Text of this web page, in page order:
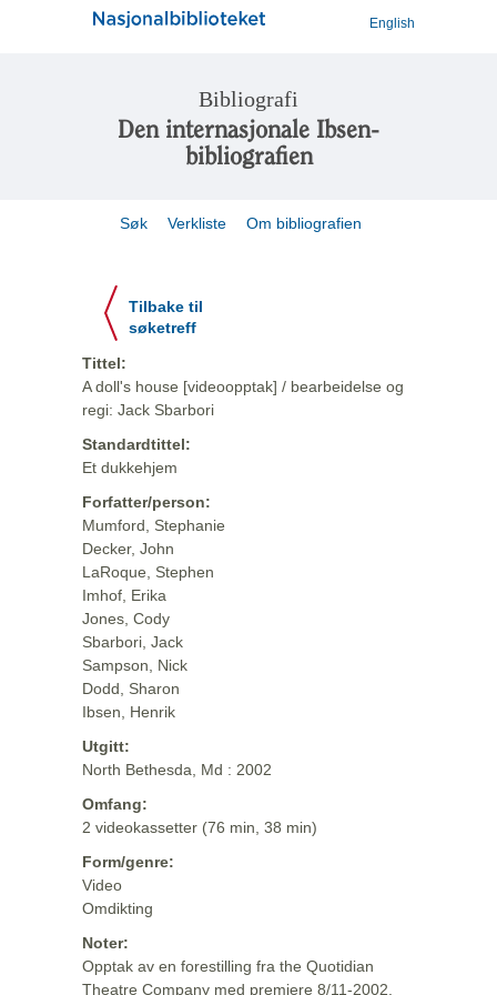
English
Bibliografi
Den internasjonale Ibsen-
bibliografien
Søk Verkliste Om bibliografien
Tilbake til
søketreff
Tittel:
A doll's house [videoopptak] / bearbeidelse og
regi: Jack Sbarbori
Standardtittel:
Et dukkehjem
Forfatter/person:
Mumford, Stephanie
Decker, John
LaRoque, Stephen
Imhof, Erika
Jones, Cody
Sbarbori, Jack
Sampson, Nick
Dodd, Sharon
Ibsen, Henrik
Utgitt:
North Bethesda, Md : 2002
Omfang:
2 videokassetter (76 min, 38 min)
Form/genre:
Video
Omdikting
Noter:
Opptak av en forestilling fra the Quotidian
Theatre Company med premiere 8/11-2002.